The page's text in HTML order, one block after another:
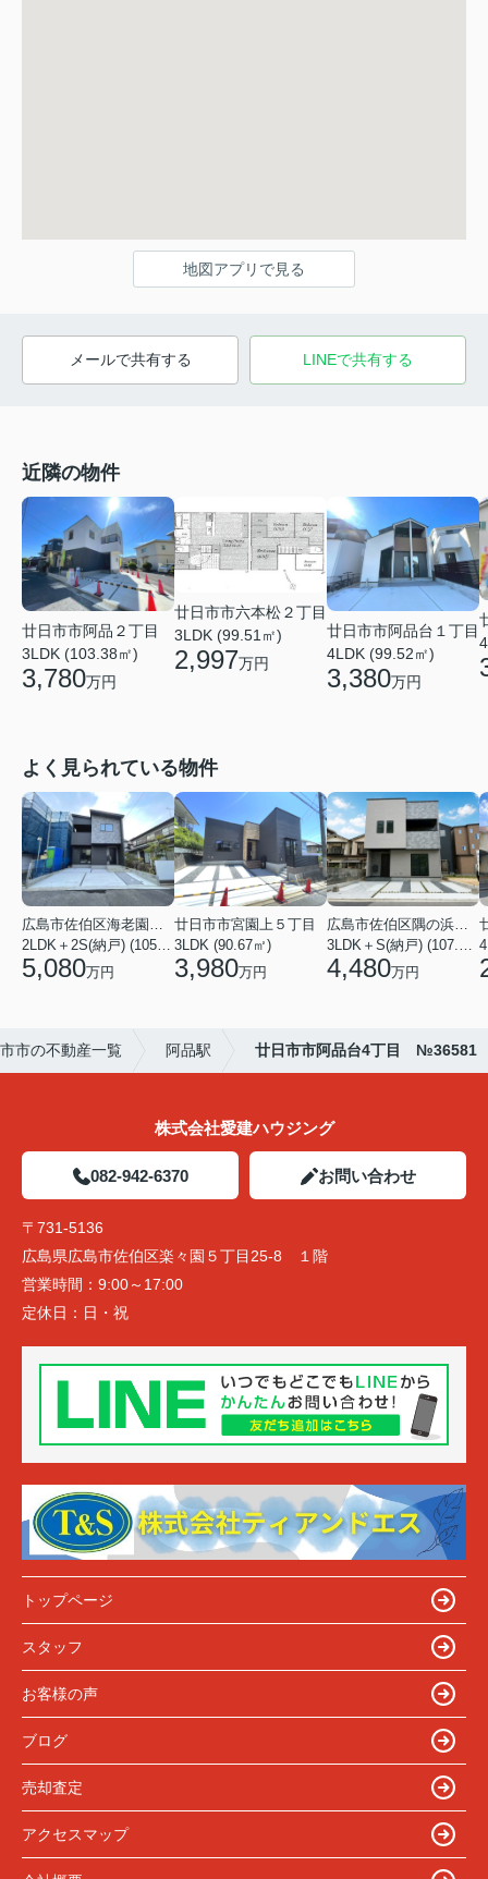
地図アプリで見る
メールで共有する LINEで共有する
近隣の物件
廿日市市阿品２丁目
3LDK (103.38㎡)
3,780万円
廿日市市六本松２丁目
3LDK (99.51㎡)
2,997万円
廿日市市阿品台１丁目
4LDK (99.52㎡)
3,380万円
よく見られている物件
広島市佐伯区海老園３丁目
2LDK＋2S(納戸) (105.16㎡)
5,080万円
廿日市市宮園上５丁目
3LDK (90.67㎡)
3,980万円
広島市佐伯区隅の浜２丁目
3LDK＋S(納戸) (107.23㎡)
4,480万円
市の不動産一覧 阿品駅 廿日市市阿品台4丁目 №36581
株式会社愛建ハウジング
082-942-6370 お問い合わせ
〒731-5136
広島県広島市佐伯区楽々園５丁目25-8 １階
営業時間： 9:00～17:00
定休日： 日・祝
トップページ
スタッフ
お客様の声
ブログ
売却査定
アクセスマップ